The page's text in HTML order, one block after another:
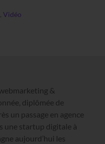
Vidéo
&
diplômée de
un passage en agence
une startup digitale à
aujourd’hui les